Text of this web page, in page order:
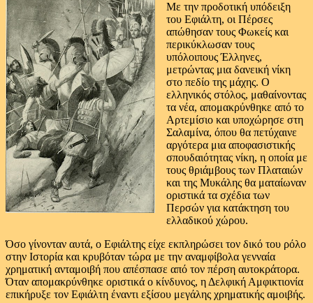
Με την προδοτική υπόδειξη
του Εφιάλτη, οι Πέρσες
απώθησαν τους Φωκείς και
περικύκλωσαν τους
υπόλοιπους Έλληνες,
μετρώντας μια δανεική νίκη
στο πεδίο της μάχης. Ο
ελληνικός στόλος, μαθαίνοντας
τα νέα, απομακρύνθηκε από το
Αρτεμίσιο και υποχώρησε στη
Σαλαμίνα, όπου θα πετύχαινε
αργότερα μια αποφασιστικής
σπουδαιότητας νίκη, η οποία με
τους θριάμβους των Πλαταιών
και της Μυκάλης θα ματαίωναν
οριστικά τα σχέδια των
Περσών για κατάκτηση του
ελλαδικού χώρου.
Όσο γίνονταν αυτά, ο Εφιάλτης είχε εκπληρώσει τον δικό του ρόλο
στην Ιστορία και κρυβόταν τώρα με την αναμφίβολα γενναία
χρηματική ανταμοιβή που απέσπασε από τον πέρση αυτοκράτορα.
Όταν απομακρύνθηκε οριστικά ο κίνδυνος, η Δελφική Αμφικτιονία
επικήρυξε τον Εφιάλτη έναντι εξίσου μεγάλης χρηματικής αμοιβής.